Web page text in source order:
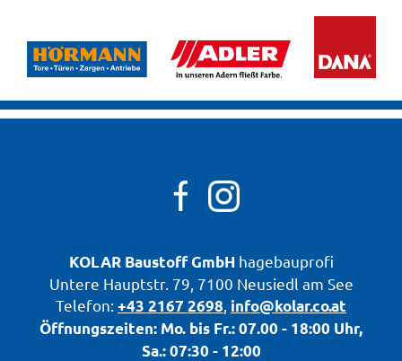

KOLARBaustoff GmbHhagebauprofi
Untere Hauptstr. 79, 7100 Neusiedl am See
Telefon:+43 2167 2698, info@kolar.co.at
Öffnungszeiten: Mo. bis Fr.: 07.00 - 18:00 Uhr,
Sa.: 07:30 - 12:00